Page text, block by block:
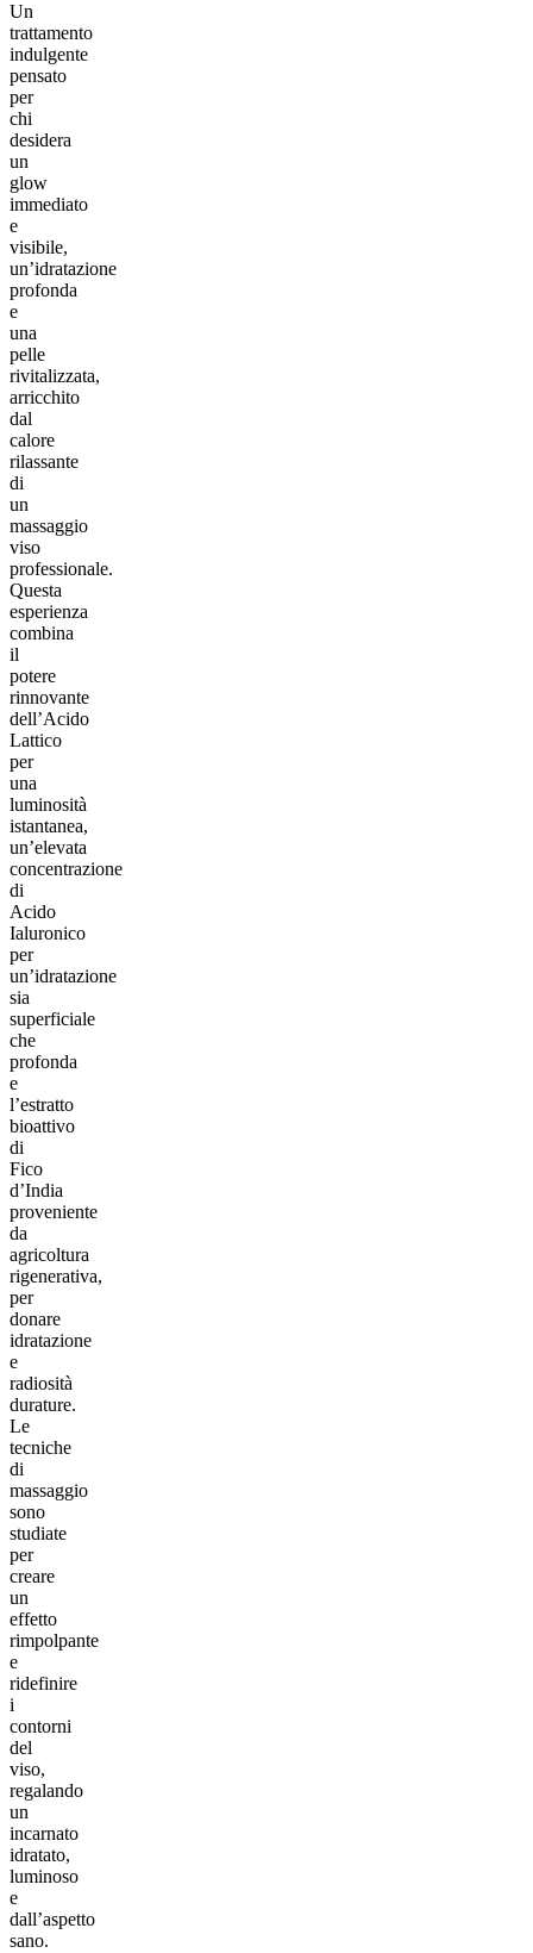
Un
trattamento
indulgente
pensato
per
chi
desidera
un
glow
immediato
e
visibile,
un’idratazione
profonda
e
una
pelle
rivitalizzata,
arricchito
dal
calore
rilassante
di
un
massaggio
viso
professionale.
Questa
esperienza
combina
il
potere
rinnovante
dell’Acido
Lattico
per
una
luminosità
istantanea,
un’elevata
concentrazione
di
Acido
Ialuronico
per
un’idratazione
sia
superficiale
che
profonda
e
l’estratto
bioattivo
di
Fico
d’India
proveniente
da
agricoltura
rigenerativa,
per
donare
idratazione
e
radiosità
durature.
Le
tecniche
di
massaggio
sono
studiate
per
creare
un
effetto
rimpolpante
e
ridefinire
i
contorni
del
viso,
regalando
un
incarnato
idratato,
luminoso
e
dall’aspetto
sano.